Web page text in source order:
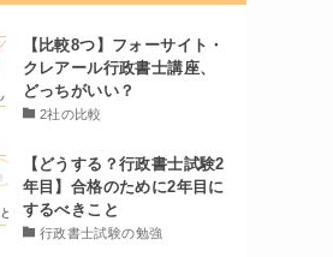
【比較8つ】フォーサイト・
クレアール行政書士講座、
どっちがいい？
2社の比較
【どうする？行政書士試験2
年目】合格のために2年目に
するべきこと
行政書士試験の勉強